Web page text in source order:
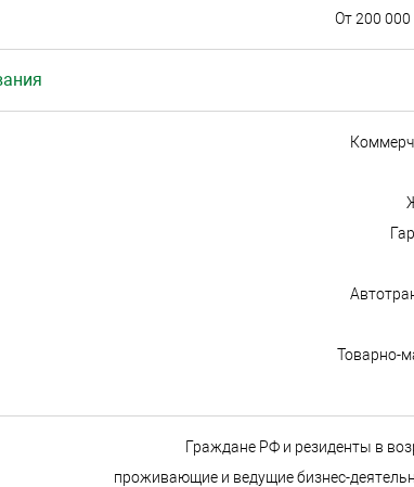
От 200 000
Товарно-
Граждане РФ и резиденты в
проживающие и ведущие бизнес-